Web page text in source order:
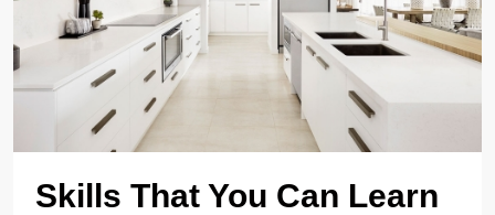
Skills That You Can Learn